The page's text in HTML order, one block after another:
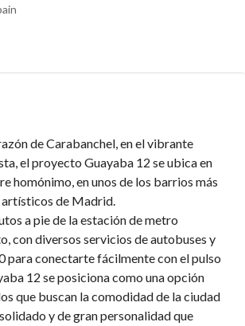
de Carabanchel, en el vibrante
el proyecto Guayaba 12 se ubica en
homónimo, en unos de los barrios más
de Madrid.
a pie de la estación de metro
con diversos servicios de autobuses y
para conectarte fácilmente con el pulso
12 se posiciona como una opción
que buscan la comodidad de la ciudad
y de gran personalidad que